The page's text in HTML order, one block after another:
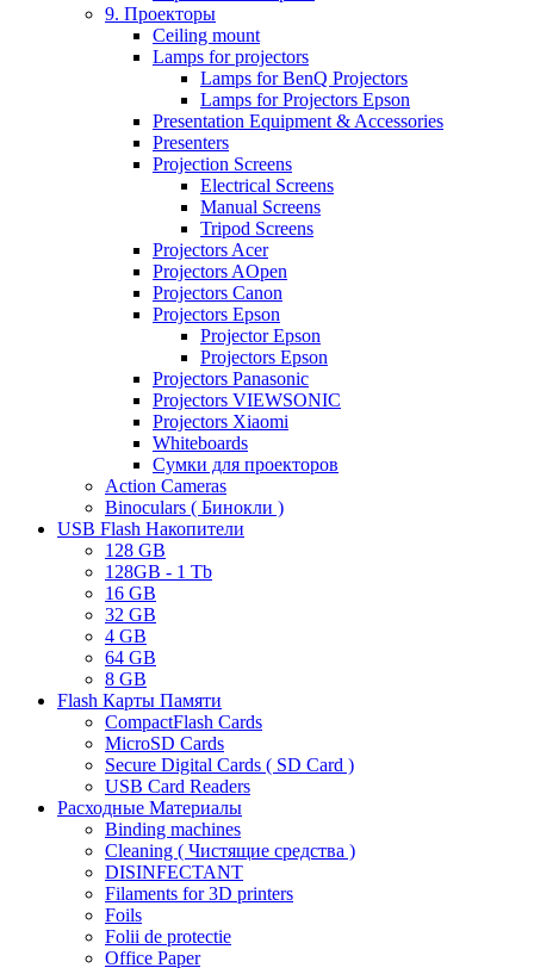
9. Проекторы
Ceiling mount
Lamps for projectors
Lamps for BenQ Projectors
Lamps for Projectors Epson
Presentation Equipment & Accessories
Presenters
Projection Screens
Electrical Screens
Manual Screens
Tripod Screens
Projectors Acer
Projectors AOpen
Projectors Canon
Projectors Epson
Projector Epson
Projectors Epson
Projectors Panasonic
Projectors VIEWSONIC
Projectors Xiaomi
Whiteboards
Сумки для проекторов
Action Cameras
Binoculars ( Бинокли )
USB Flash Накопители
128 GB
128GB - 1 Tb
16 GB
32 GB
4 GB
64 GB
8 GB
Flash Карты Памяти
CompactFlash Cards
MicroSD Cards
Secure Digital Cards ( SD Card )
USB Card Readers
Расходные Материалы
Binding machines
Cleaning ( Чистящие средства )
DISINFECTANT
Filaments for 3D printers
Foils
Folii de protectie
Office Paper